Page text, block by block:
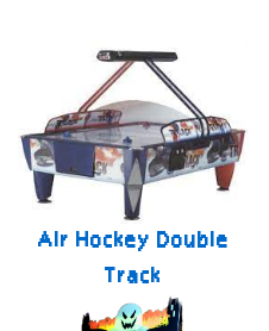
Air Hockey Double
Track